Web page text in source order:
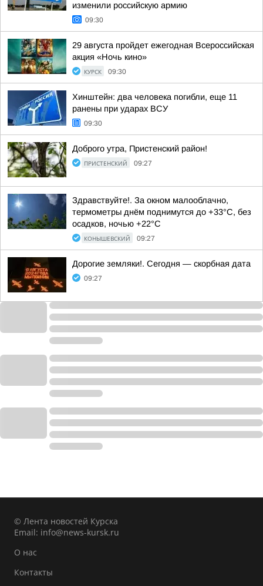
изменили российскую армию
09:30
29 августа пройдет ежегодная Всероссийская
акция «Ночь кино»
КУРСК 09:30
Хинштейн: два человека погибли, еще 11
ранены при ударах ВСУ
09:30
Доброго утра, Пристенский район!
ПРИСТЕНСКИЙ 09:27
Здравствуйте!. За окном малооблачно,
термометры днём поднимутся до +33°C, без
осадков, ночью +22°C
КОНЫШЕВСКИЙ 09:27
Дорогие земляки!. Сегодня — скорбная дата
09:27
© Лента новостей Курска
Email: info@news-kursk.ru
О нас
Контакты